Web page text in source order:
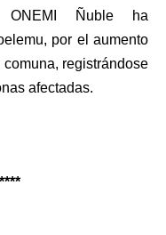
Ñuble ha
por el aumento
registrándose
afectadas.